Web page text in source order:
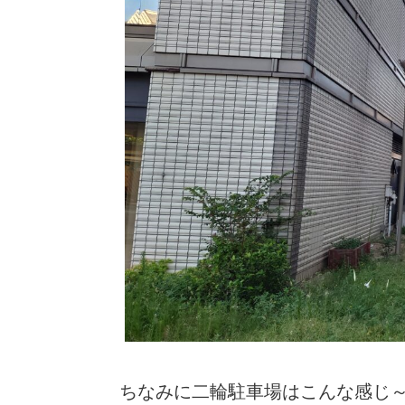
ちなみに二輪駐車場はこんな感じ